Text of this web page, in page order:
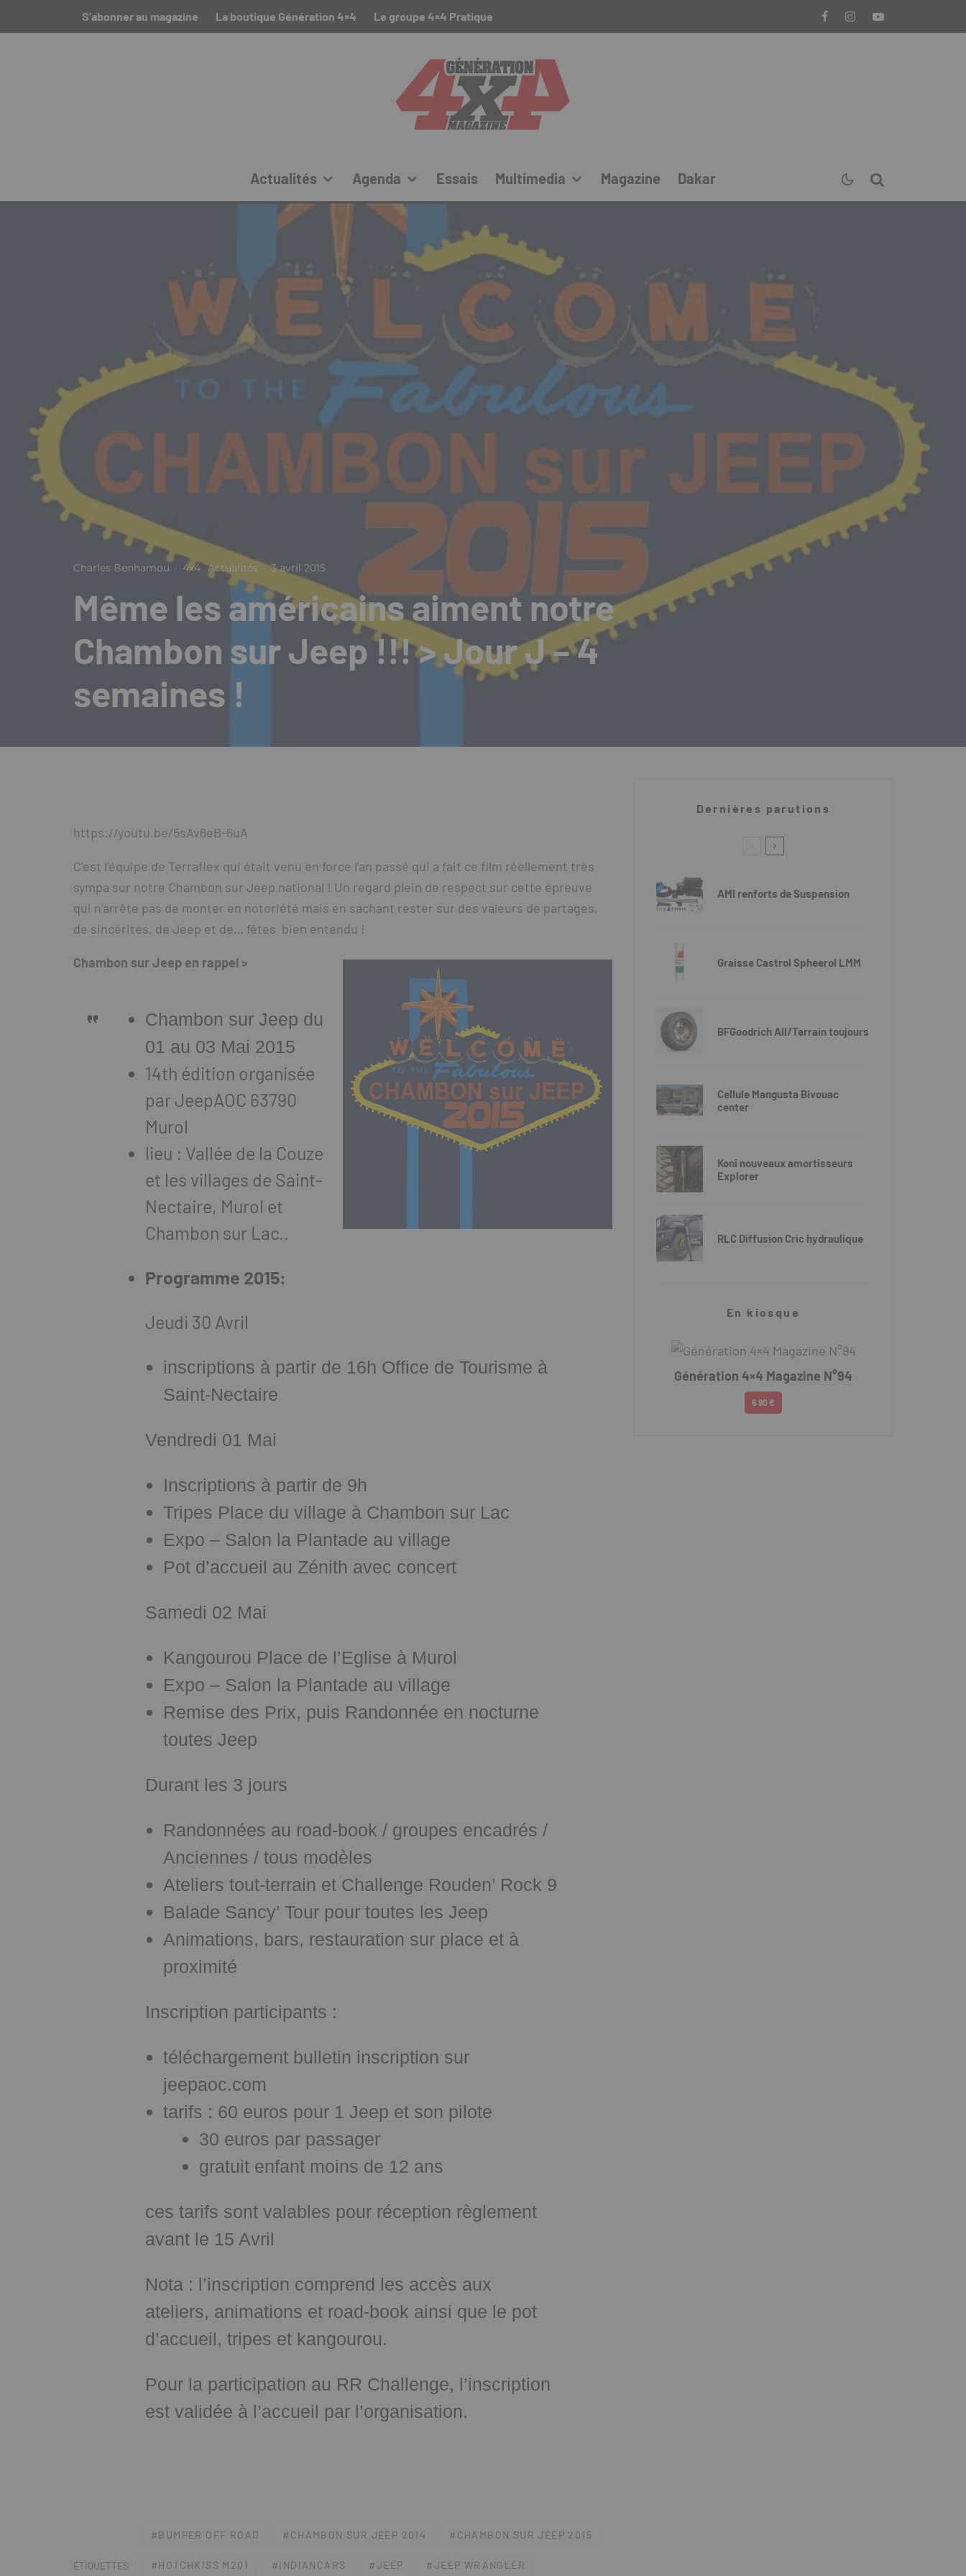
S’abonner au magazine La boutique Génération 4×4 Le groupe 4×4 Pratique
Actualités Agenda Essais Multimedia Magazine Dakar
Charles Benhamou · 4x4 Actualités · 3 avril 2015
Même les américains aiment notre
Chambon sur Jeep !!! > Jour J – 4
semaines !
https://youtu.be/5sAv6eB-6uA
C’est l’équipe de Terraflex qui était venu en force l’an passé qui a fait ce film réellement très
sympa sur notre Chambon sur Jeep national ! Un regard plein de respect sur cette épreuve
qui n’arrête pas de monter en notoriété mais en sachant rester sur des valeurs de partages,
de sincérités, de Jeep et de… fêtes bien entendu !
Chambon sur Jeep en rappel >
Chambon sur Jeep du
01 au 03 Mai 2015
14th édition organisée
par JeepAOC 63790
Murol
lieu : Vallée de la Couze
et les villages de Saint-
Nectaire, Murol et
Chambon sur Lac..
Programme 2015:
Jeudi 30 Avril
inscriptions à partir de 16h Office de Tourisme à
Saint-Nectaire
Vendredi 01 Mai
Inscriptions à partir de 9h
Tripes Place du village à Chambon sur Lac
Expo – Salon la Plantade au village
Pot d’accueil au Zénith avec concert
Samedi 02 Mai
Kangourou Place de l’Eglise à Murol
Expo – Salon la Plantade au village
Remise des Prix, puis Randonnée en nocturne
toutes Jeep
Durant les 3 jours
Randonnées au road-book / groupes encadrés /
Anciennes / tous modèles
Ateliers tout-terrain et Challenge Rouden’ Rock 9
Balade Sancy’ Tour pour toutes les Jeep
Animations, bars, restauration sur place et à
proximité
Inscription participants :
téléchargement bulletin inscription sur
jeepaoc.com
tarifs : 60 euros pour 1 Jeep et son pilote
30 euros par passager
gratuit enfant moins de 12 ans
ces tarifs sont valables pour réception règlement
avant le 15 Avril
Nota : l’inscription comprend les accès aux
ateliers, animations et road-book ainsi que le pot
d’accueil, tripes et kangourou.
Pour la participation au RR Challenge, l’inscription
est validée à l’accueil par l’organisation.
ÉTIQUETTES
BUMPER OFF ROAD CHAMBON SUR JEEP 2014 CHAMBON SUR JEEP 2015
HOTCHKISS M201 INDIANCARS JEEP JEEP WRANGLER
Dernières parutions
AMI renforts de Suspension
Graisse Castrol Spheerol LMM
BFGoodrich All/Terrain toujours
Cellule Mangusta Bivouac
center
Koni nouveaux amortisseurs
Explorer
RLC Diffusion Cric hydraulique
En kiosque
Génération 4×4 Magazine N°94
6.90 €